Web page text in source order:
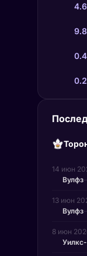
4.6
9.8
0.4
0.2
14 июн
Вулфз
13 июн
Вулфз
8 июн